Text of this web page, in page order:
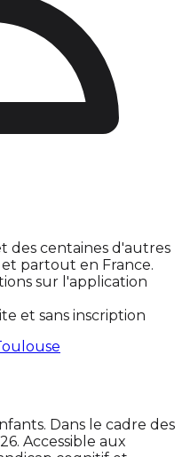
des centaines d'autres
partout en France.
sur l'application
et sans inscription
Dans le cadre des
Accessible aux